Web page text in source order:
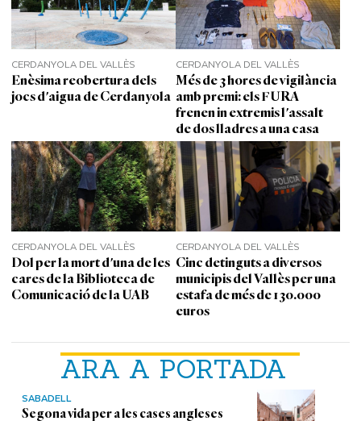
ARA A PORTADA
SABADELL
Segona vida per a les cases angleses
CERDANYOLA DEL VALLÈS
Enèsima reobertura dels
jocs d'aigua de Cerdanyola
CERDANYOLA DEL VALLÈS
Més de 3 hores de vigilància
amb premi: els FURA
frenen in extremis l'assalt
de dos lladres a una casa
CERDANYOLA DEL VALLÈS
Dol per la mort d'una de les
cares de la Biblioteca de
Comunicació de la UAB
CERDANYOLA DEL VALLÈS
Cinc detinguts a diversos
municipis del Vallès per una
estafa de més de 130.000
euros